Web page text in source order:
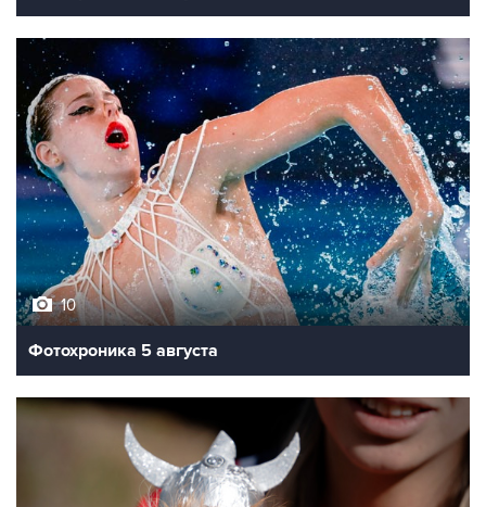
10
Фотохроника 5 августа